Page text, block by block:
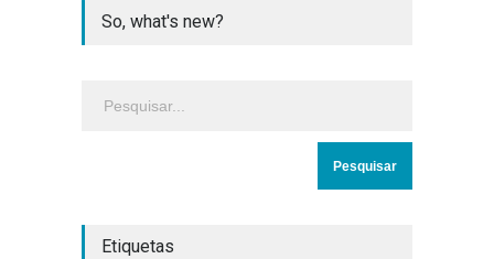
So, what's new?
Etiquetas